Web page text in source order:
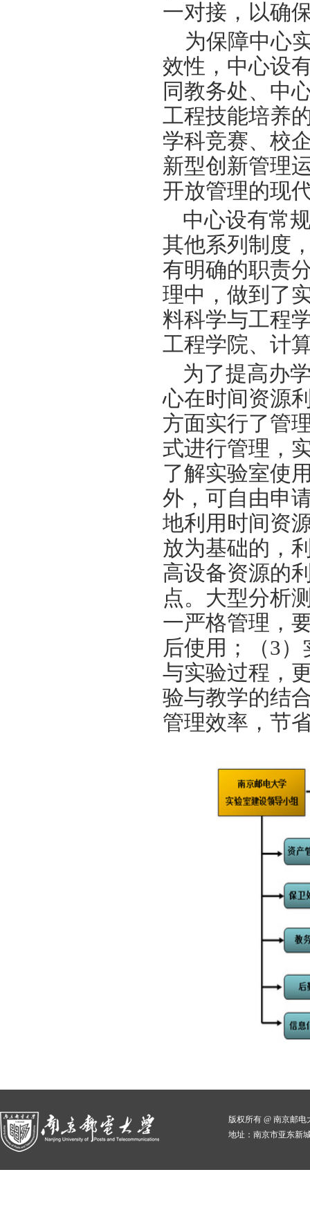
一对接，以确
为保障中心
效性，中心设
同教务处、中
工程技能培养
学科竞赛、校
新型创新管理
开放管理的现
中心设有常
其他系列制度
有明确的职责
理中，做到了
料科学与工程
工程学院、计
为了提高办
心在时间资源
方面实行了管
式进行管理，
了解实验室使
外，可自由申
地利用时间资
放为基础的，
高设备资源的
点。大型分析
一严格管理，
后使用；（3
与实验过程，
验与教学的结
管理效率，节
版权所有 @ 南京邮
地址：南京市亚东新